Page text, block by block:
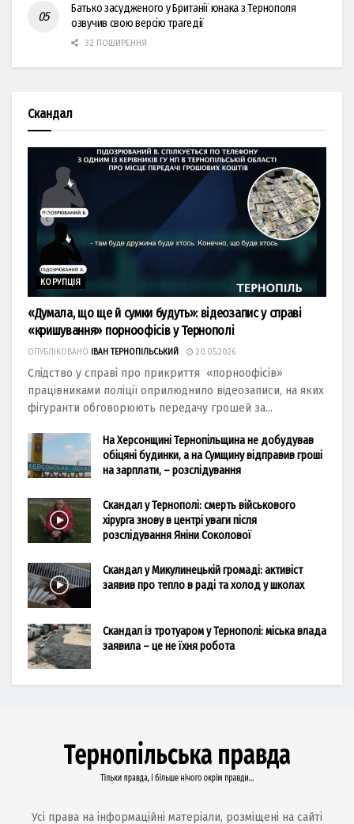
Батько засудженого у Британії юнака з Тернополя
озвучив свою версію трагедії
32 ПОШИРЕННЯ
Скандал
КОРУПЦІЯ
«Думала, що ще й сумки будуть»: відеозапис у справі
«кришування» порноофісів у Тернополі
ОПУБЛІКОВАНО ІВАН ТЕРНОПІЛЬСЬКИЙ 20.05.2026
Слідство у справі про прикриття «порноофісів»
працівниками поліції оприлюднило відеозаписи, на яких
фігуранти обговорюють передачу грошей за...
На Херсонщині Тернопільщина не добудував
обіцяні будинки, а на Сумщину відправив гроші
на зарплати, – розслідування
Скандал у Тернополі: смерть військового
хірурга знову в центрі уваги після
розслідування Яніни Соколової
Скандал у Микулинецькій громаді: активіст
заявив про тепло в раді та холод у школах
Скандал із тротуаром у Тернополі: міська влада
заявила – це не їхня робота
Усі права на інформаційні матеріали, розміщені на сайті